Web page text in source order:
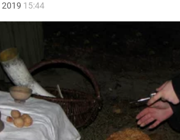
2019 15:44